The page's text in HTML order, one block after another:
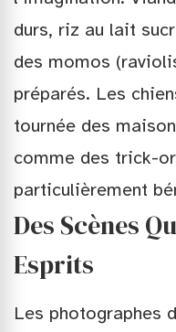
durs, riz au lait
des momos
préparés. Les
tournée des
comme des trick-
particulièrement
Des Scènes
Esprits
Les photographes